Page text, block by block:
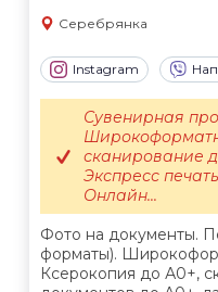
Серебрянка
Instagram
Фото на документы.
форматы).
Ксерокопия до А0+,
Сувенирная
сканирование
Экспресс
Онлайн...